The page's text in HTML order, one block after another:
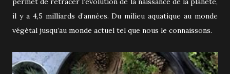
il y a 4,5 milliards d’années. Du milieu aquatique au monde
végétal jusqu’au monde actuel tel que nous le connaissons.